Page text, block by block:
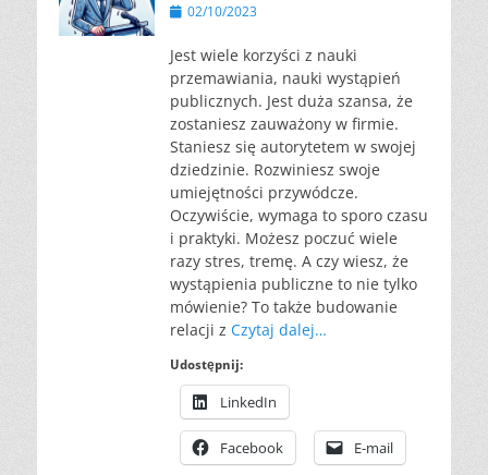
Opublikowano
02/10/2023
Jest wiele korzyści z nauki
przemawiania, nauki wystąpień
publicznych. Jest duża szansa, że
zostaniesz zauważony w firmie.
Staniesz się autorytetem w swojej
dziedzinie. Rozwiniesz swoje
umiejętności przywódcze.
Oczywiście, wymaga to sporo czasu
i praktyki. Możesz poczuć wiele
razy stres, tremę. A czy wiesz, że
wystąpienia publiczne to nie tylko
mówienie? To także budowanie
relacji z Czytaj dalej…
Udostępnij:
LinkedIn
Facebook E-mail